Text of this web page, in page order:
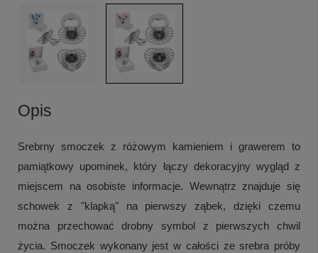
Opis
Srebrny smoczek z różowym kamieniem i grawerem to
pamiątkowy upominek, który łączy dekoracyjny wygląd z
miejscem na osobiste informacje. Wewnątrz znajduje się
schowek z "klapką" na pierwszy ząbek, dzięki czemu
można przechować drobny symbol z pierwszych chwil
życia. Smoczek wykonany jest w całości ze srebra próby